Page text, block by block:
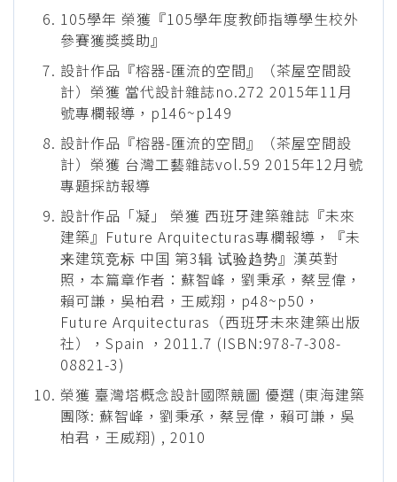
105學年 榮獲『105學年度教師指導學生校外
參賽獲獎獎助』
設計作品『榕器-匯流的空間』（茶屋空間設
計）榮獲 當代設計雜誌no.272 2015年11月
號專欄報導，p146~p149
設計作品『榕器-匯流的空間』（茶屋空間設
計）榮獲 台灣工藝雜誌vol.59 2015年12月號
專題採訪報導
設計作品「凝」 榮獲 西班牙建築雜誌『未來
建築』Future Arquitecturas專欄報導，『未
来建筑竞标 中国 第3辑 试验趋势』漢英對
照，本篇章作者：蘇智峰，劉秉承，蔡昱偉，
賴可謙，吳柏君，王威翔，p48~p50，
Future Arquitecturas（西班牙未來建築出版
社），Spain ，2011.7 (ISBN:978-7-308-
08821-3)
榮獲 臺灣塔概念設計國際競圖 優選 (東海建築
團隊: 蘇智峰，劉秉承，蔡昱偉，賴可謙，吳
柏君，王威翔) , 2010